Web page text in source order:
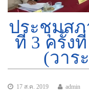
ประชุมส
ที่ 3 ครั้ง
(วาร
17 ส.ค. 2019 admin